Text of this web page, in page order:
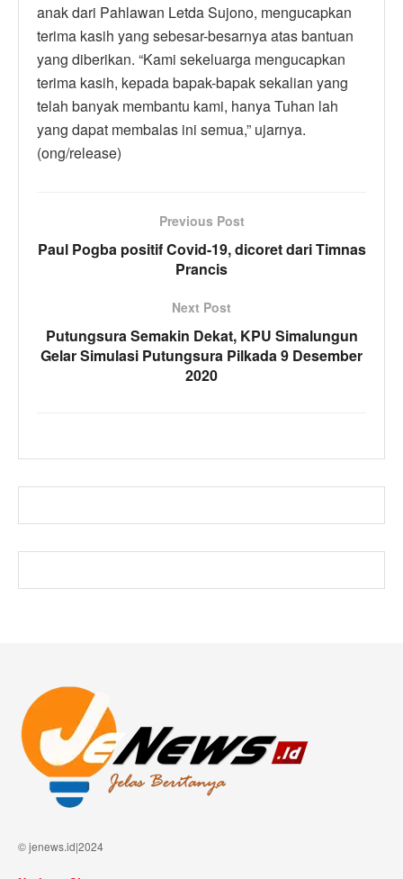
anak dari Pahlawan Letda Sujono, mengucapkan
terima kasih yang sebesar-besarnya atas bantuan
yang diberikan. “Kami sekeluarga mengucapkan
terima kasih, kepada bapak-bapak sekalian yang
telah banyak membantu kami, hanya Tuhan lah
yang dapat membalas ini semua,” ujarnya.
(ong/release)
Previous Post
Paul Pogba positif Covid-19, dicoret dari Timnas
Prancis
Next Post
Putungsura Semakin Dekat, KPU Simalungun
Gelar Simulasi Putungsura Pilkada 9 Desember
2020
© jenews.id|2024